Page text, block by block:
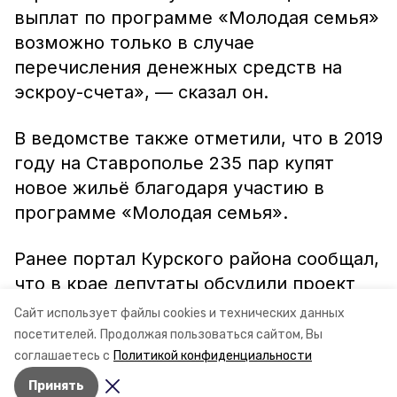
Сайт использует файлы cookies и технических данных
посетителей. Продолжая пользоваться сайтом, Вы
соглашаетесь с Политикой конфиденциальности
Принять
выплат по программе «Молодая семья»
возможно только в случае
перечисления денежных средств на
эскроу-счета», — сказал он.
В ведомстве также отметили, что в 2019
году на Ставрополье 235 пар купят
новое жильё благодаря участию в
программе «Молодая семья».
Ранее портал Курского района сообщал,
что в крае депутаты обсудили проект
закона, который может защитить права
дольщиков.
Авторы: Сергей Гаврилюк